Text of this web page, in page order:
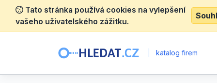
Tato stránka používá cookies na vylepšení
vašeho uživatelského zážitku.
katalog firem